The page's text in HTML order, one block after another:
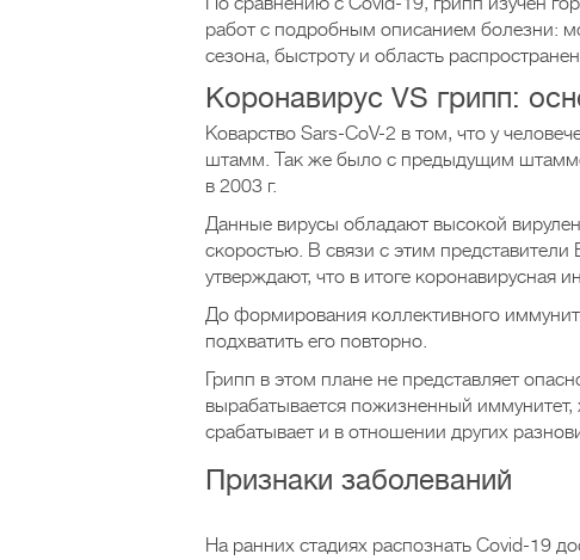
работ с подробным описанием болезни:
сезона, быстроту и область
Коронавирус VS грипп:
Коварство Sars-CoV-2 в том, что у
штамм. Так же было с предыдущим
в 2003 г.
Данные вирусы обладают высокой
скоростью. В связи с этим
утверждают, что в итоге коронавирусная
До формирования коллективного
подхватить его повторно.
Грипп в этом плане не представляет
вырабатывается пожизненный
срабатывает и в отношении других
Признаки заболеваний
На ранних стадиях распознать Covid-19